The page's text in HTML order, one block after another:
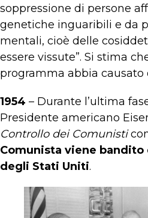
soppressione di persone
genetiche inguaribili e da
mentali, cioè delle
essere vissute”. Si stima
programma abbia causato
1954 – Durante l’ultima
Presidente americano
Controllo dei Comunisti
Comunista viene
degli Stati Uniti.